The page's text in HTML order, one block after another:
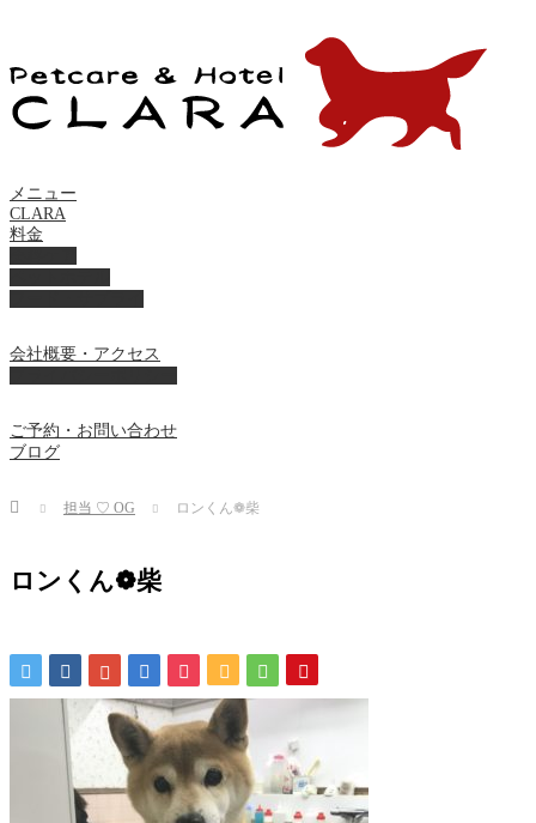
メニュー
CLARA
料金
会社概要・アクセス
ご予約・お問い合わせ
ブログ
Home 担当 ♡ OG ロンくん❁ 柴
ロンくん❁ 柴